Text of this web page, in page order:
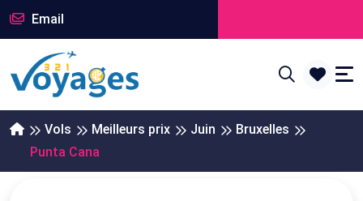
Email
Vols Meilleurs prix Juin
Bruxelles
Punta Cana